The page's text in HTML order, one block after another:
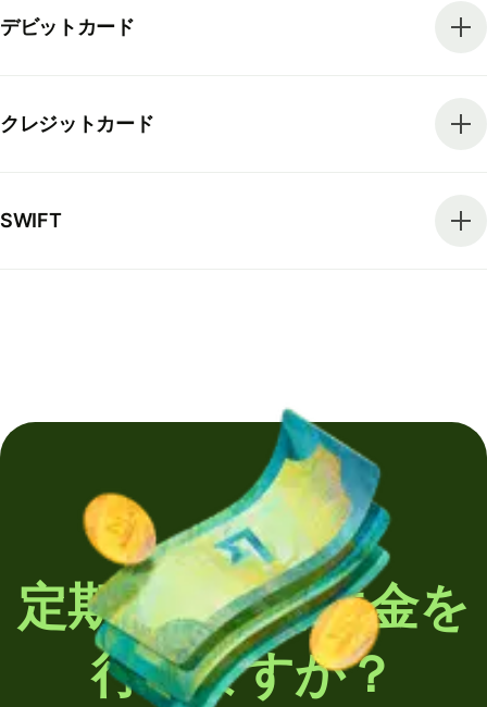
デビットカード
クレジットカード
SWIFT
定期的に海外送金を
行いますか？